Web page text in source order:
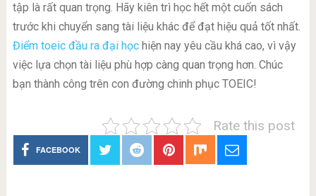
tập là rất quan trọng. Hãy kiên trì học hết một cuốn sách
trước khi chuyển sang tài liệu khác để đạt hiệu quả tốt nhất.
Điểm toeic đầu ra đại họchiện nay yêu cầu khá cao, vì vậy
việc lựa chọn tài liệu phù hợp càng quan trọng hơn. Chúc
bạn thành công trên con đường chinh phục TOEIC!
Rate this post
FACEBOOK